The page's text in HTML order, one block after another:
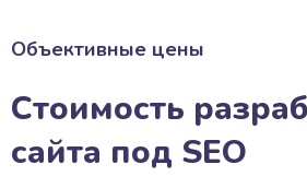
Объективные цены
Стоимость
сайта под SEO